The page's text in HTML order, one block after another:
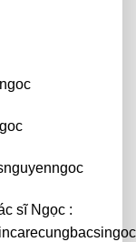
sĩ Ngọc :